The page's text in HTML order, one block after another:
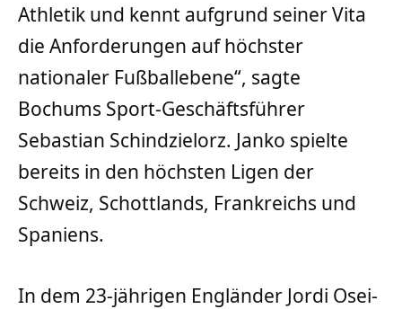
Athletik und kennt aufgrund seiner Vita
die Anforderungen auf höchster
nationaler Fußballebene“, sagte
Bochums Sport-Geschäftsführer
Sebastian Schindzielorz. Janko spielte
bereits in den höchsten Ligen der
Schweiz, Schottlands, Frankreichs und
Spaniens.
In dem 23-jährigen Engländer Jordi Osei-